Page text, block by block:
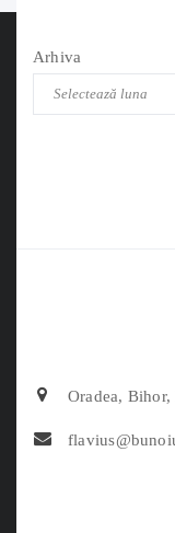
Arhiva
Oradea, Bihor,